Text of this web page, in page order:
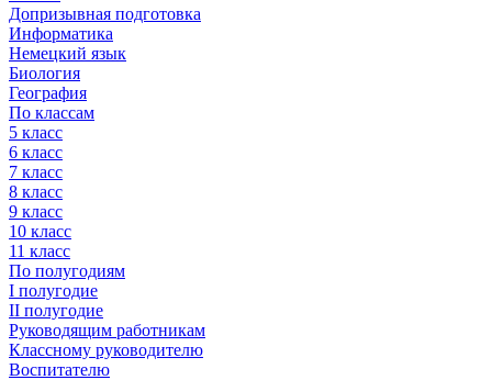
Допризывная подготовка
Информатика
Немецкий язык
Биология
География
По классам
5 класс
6 класс
7 класс
8 класс
9 класс
10 класс
11 класс
По полугодиям
I полугодие
II полугодие
Руководящим работникам
Классному руководителю
Воспитателю